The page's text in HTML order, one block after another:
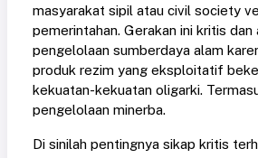
masyarakat sipil atau civil society
pemerintahan. Gerakan ini kritis dan
pengelolaan sumberdaya alam
produk rezim yang eksploitatif
kekuatan-kekuatan oligarki.
pengelolaan minerba.
Di sinilah pentingnya sikap kritis